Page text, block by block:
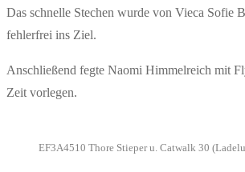
Das schnelle Stechen wurde von Vieca Sofie
fehlerfrei ins Ziel.
Anschließend fegte Naomi Himmelreich mit
Zeit vorlegen.
EF3A4510 Thore Stieper u. Catwalk 30